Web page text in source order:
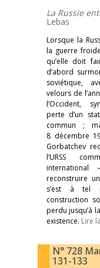
La Russie
Lebas
Lorsque la
la guerre
qu’elle doit
d’abord
soviétique,
velours de
l’Occident,
perte d’un
commun ;
8 décembre
Gorbatchev
l’URSS
international
reconstruire
s’est à tel
construction
perdu jusqu’à
existence. Lire
N° 728
131-133